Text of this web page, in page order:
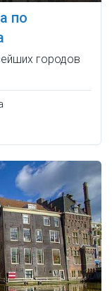
по
городов